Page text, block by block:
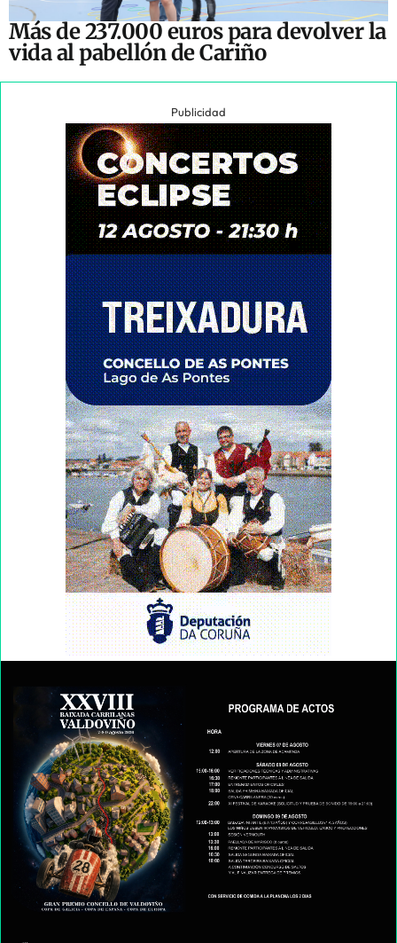
Más de 237.000 euros para devolver la
vida al pabellón de Cariño
Publicidad